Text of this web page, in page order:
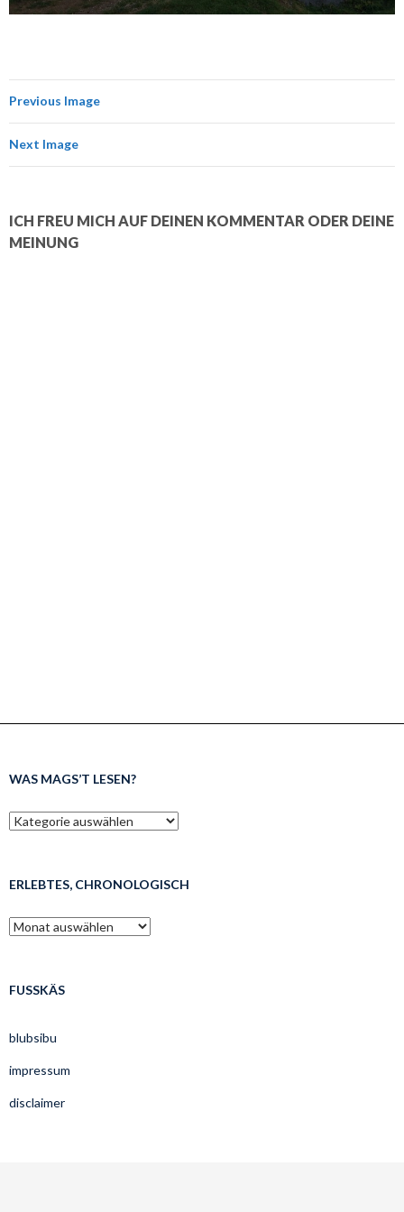
Previous Image
Next Image
ICH FREU MICH AUF DEINEN KOMMENTAR ODER DEINE
MEINUNG
WAS MAGS’T LESEN?
was
mags’t
ERLEBTES, CHRONOLOGISCH
erlebtes,
chronologisch
FUSSKÄS
blubsibu
impressum
disclaimer